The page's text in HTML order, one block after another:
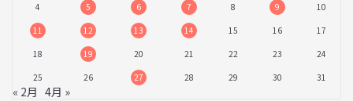
4
5 6 7 8 9
10
11
12 13 14 15 16
17
18
19 20 21 22 23
24
25
26 27 28 29 30 31
« 2月 4月 »